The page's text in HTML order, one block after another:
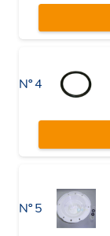
Nº 4
Nº 5